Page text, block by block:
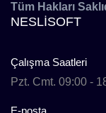
Tüm Hakları
NESLISOFT
Çalışma Saatleri
Pzt. Cmt. 09:00 -
E-posta